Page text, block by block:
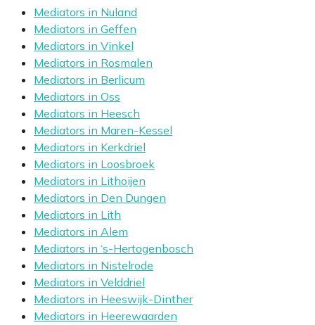
Mediators in Nuland
Mediators in Geffen
Mediators in Vinkel
Mediators in Rosmalen
Mediators in Berlicum
Mediators in Oss
Mediators in Heesch
Mediators in Maren-Kessel
Mediators in Kerkdriel
Mediators in Loosbroek
Mediators in Lithoijen
Mediators in Den Dungen
Mediators in Lith
Mediators in Alem
Mediators in ‘s-Hertogenbosch
Mediators in Nistelrode
Mediators in Velddriel
Mediators in Heeswijk-Dinther
Mediators in Heerewaarden